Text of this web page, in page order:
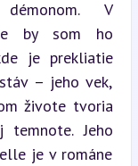
V
by som ho
je prekliatie
– jeho vek,
živote tvoria
Jeho
je v románe